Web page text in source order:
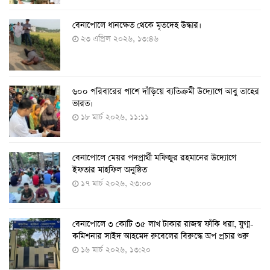
করোনায় ৩ জনের প্রাণহানি, নতুন শনাক্ত ২৯৬
৮ আগস্ট ২০২২, ১৯:৩৪
দেশে তৈরি হলো করোনা শনাক্তের কিট
৮ আগস্ট ২০২২, ১৩:০৯
দেশেই তৈরি হলো করোনা পরীক্ষার কিট, সময় লাগবে ৪-৫
ঘণ্টা
৭ আগস্ট ২০২২, ১৪:০৩
১১ আগস্ট থেকে পরীক্ষামূলকভাবে শুরু শিশুদের করোনা টিকা
দেওয়া
৭ আগস্ট ২০২২, ১৩:৫৩
বেনাপোলে ধানক্ষেত থেকে মৃতদেহ উদ্ধার।
২৩ এপ্রিল ২০২৬, ১৩:৪৬
৬০০ পরিবারের পাশে দাঁড়িয়ে ব্যতিক্রমী উদ্যোগে আবু তাহের
ভারত।
১৮ মার্চ ২০২৬, ১১:১১
বেনাপোলে মেয়র পদপ্রার্থী মফিজুর রহমানের উদ্যোগে
ইফতার মাহফিল অনুষ্ঠিত
১৭ মার্চ ২০২৬, ২৩:০০
বেনাপোলে ৩ কোটি ৩৫ লাখ টাকার রাজস্ব ফাঁকি ধরা, যুগ্ম-
কমিশনার সাইদ আহমেদ রুবেলের বিরুদ্ধে অপ প্রচার শুরু
১৬ মার্চ ২০২৬, ১৩:২০